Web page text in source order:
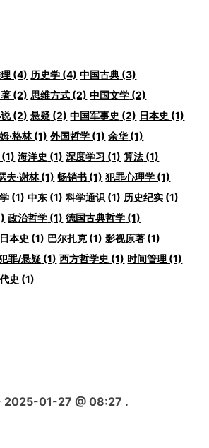
(4) 历史学 (4) 中国古典 (3)
(2) 思维方式 (2) 中国文学 (2)
(2) 悬疑 (2) 中国军事史 (2) 日本史 (1)
·格林(1) 外国哲学 (1) 余华(1)
(1) 海洋史 (1) 深度学习 (1) 算法 (1)
夫·谢林(1) 畅销书 (1) 犯罪心理学 (1)
(1) 中东 (1) 科学通识 (1) 历史纪实 (1)
政治哲学 (1) 德国古典哲学 (1)
本史 (1) 巴尔扎克(1) 影视原著 (1)
罪/悬疑 (1) 西方哲学史 (1) 时间管理 (1)
史 (1)
2025-01-27 @ 08:27 .